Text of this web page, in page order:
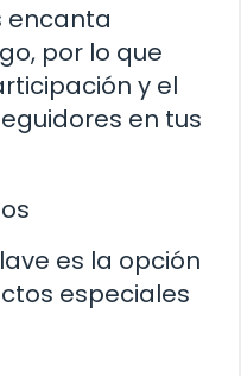
encanta
por lo que
y el
en tus
es la opción
especiales